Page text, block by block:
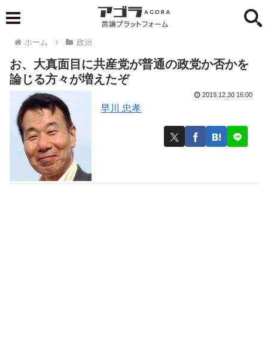
ホーム 政治
お、大真面目に共産党が普通の政党か否かを
論じる方々が増えたぞ
早川 忠孝
2019.12.30 16:00